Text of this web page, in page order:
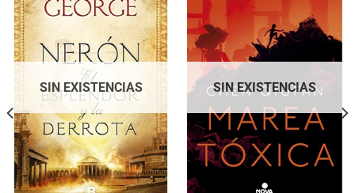
SIN EXISTENCIAS SIN EXISTENCIAS